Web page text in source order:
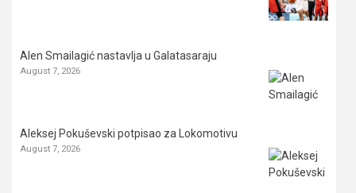
Alen Smailagić nastavlja u Galatasaraju
August 7, 2026
Aleksej Pokuševski potpisao za Lokomotivu
August 7, 2026